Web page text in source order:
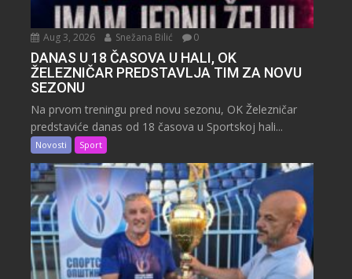
Aug 3, 2026 Snežana Bilić 0
DANAS U 18 ČASOVA U HALI, OK
ŽELEZNIČAR PREDSTAVLJA TIM ZA NOVU
SEZONU
Na prvom treningu pred novu sezonu, OK Železničar
predstaviće danas od 18 časova u Sportskoj hali...
Novosti Sport